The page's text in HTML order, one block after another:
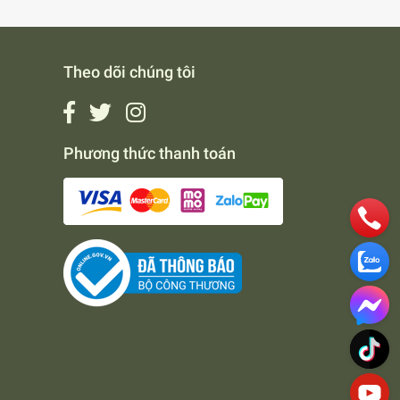
Theo dõi chúng tôi
Phương thức thanh toán